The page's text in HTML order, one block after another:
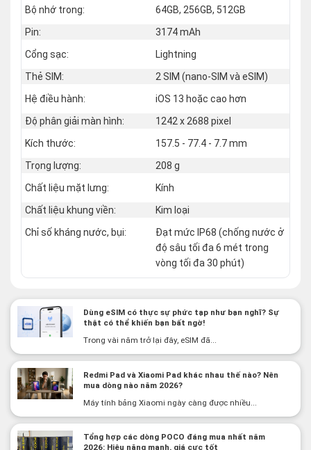
Bộ nhớ trong:
64GB, 256GB, 512GB
Pin:
3174 mAh
Cổng sạc:
Lightning
Thẻ SIM:
2 SIM (nano‑SIM và eSIM)
Hệ điều hành:
iOS 13 hoặc cao hơn
Độ phân giải màn hình:
1242 x 2688 pixel
Kích thước:
157.5 - 77.4 - 7.7 mm
Trọng lượng:
208 g
Chất liệu mặt lưng:
Kính
Chất liệu khung viền:
Kim loại
Chỉ số kháng nước, bụi:
Đạt mức IP68 (chống nước ở
độ sâu tối đa 6 mét trong
vòng tối đa 30 phút)
Dùng eSIM có thực sự phức tạp như bạn nghĩ? Sự
thật có thể khiến bạn bất ngờ!
Trong vài năm trở lại đây, eSIM đã...
Redmi Pad và Xiaomi Pad khác nhau thế nào? Nên
mua dòng nào năm 2026?
Máy tính bảng Xiaomi ngày càng được nhiều...
Tổng hợp các dòng POCO đáng mua nhất năm
2026: Hiệu năng mạnh, giá cực tốt